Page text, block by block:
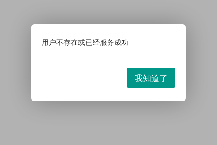
用户不存在或已经服务成功
我知道了